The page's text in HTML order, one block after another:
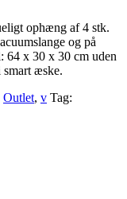
ophæng af 4 stk.
og på
64 x 30 x 30 cm uden
smart æske.
Outlet, v Tag: